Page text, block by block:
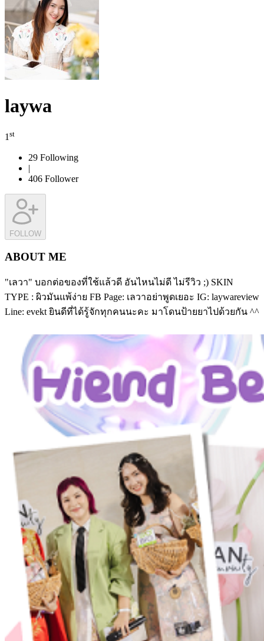
laywa
1st
29 Following
|
406 Follower
FOLLOW
ABOUT ME
"เลวา" บอกต่อของที่ใช้แล้วดี อันไหนไม่ดี ไม่รีวิว ;) SKIN
TYPE : ผิวมันแพ้ง่าย FB Page: เลวาอย่าพูดเยอะ IG: laywareview
Line: evekt ยินดีที่ได้รู้จักทุกคนนะคะ มาโดนป้ายยาไปด้วยกัน ^^